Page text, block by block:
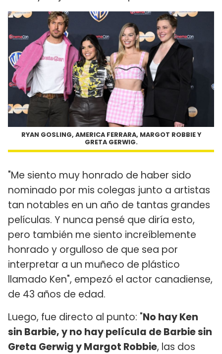
RYAN GOSLING, AMERICA FERRARA, MARGOT ROBBIE Y
GRETA GERWIG.
"Me siento muy honrado de haber sido
nominado por mis colegas junto a artistas
tan notables en un año de tantas grandes
películas. Y nunca pensé que diría esto,
pero también me siento increíblemente
honrado y orgulloso de que sea por
interpretar a un muñeco de plástico
llamado Ken", empezó el actor canadiense,
de 43 años de edad.
Luego, fue directo al punto: "No hay Ken
sin Barbie, y no hay película de Barbie sin
Greta Gerwig y Margot Robbie, las dos